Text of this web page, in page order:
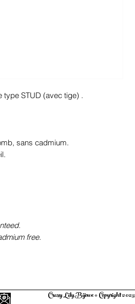
type STUD (avec tige) .
sans cadmium.
free.
Crazy Lily Bijoux © Copyright 2023